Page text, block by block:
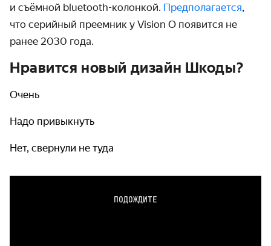
и съёмной bluetooth-колонкой. Предполагается,
что серийный преемник у Vision O появится не
ранее 2030 года.
Нравится новый дизайн Шкоды?
Очень
Надо привыкнуть
Нет, свернули не туда
ПОДОЖДИТЕ